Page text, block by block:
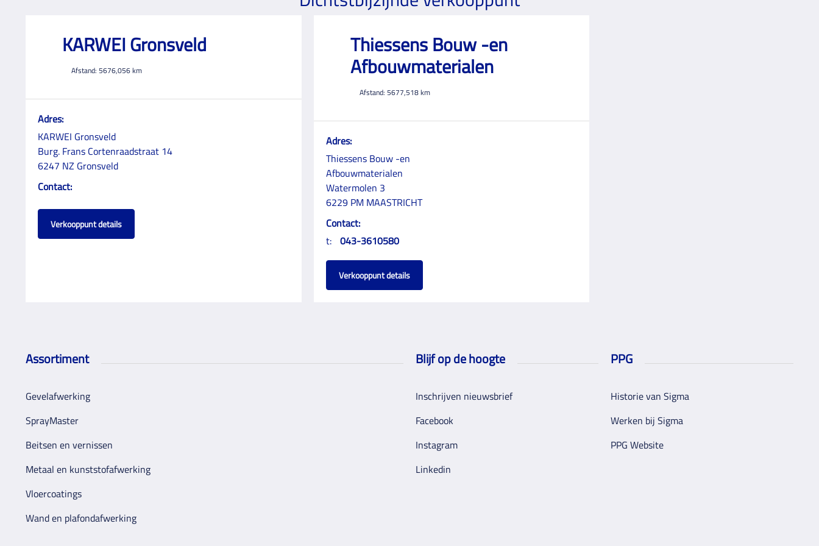
KARWEI Gronsveld
Afstand: 5676,056km
Adres:
KARWEI Gronsveld
Burg. Frans Cortenraadstraat 14
6247 NZ Gronsveld
Contact:
Verkooppunt details
Thiessens Bouw -en
Afbouwmaterialen
Afstand: 5677,518km
Adres:
Thiessens Bouw -en
Afbouwmaterialen
Watermolen 3
6229 PM MAASTRICHT
Contact:
t: 043-3610580
Verkooppunt details
Assortiment
Gevelafwerking
SprayMaster
Beitsen en vernissen
Metaal en kunststofafwerking
Vloercoatings
Wand en plafondafwerking
Blijf op de hoogte
Inschrijven nieuwsbrief
Facebook
Instagram
Linkedin
PPG
Historie van Sigma
Werken bij Sigma
PPG Website